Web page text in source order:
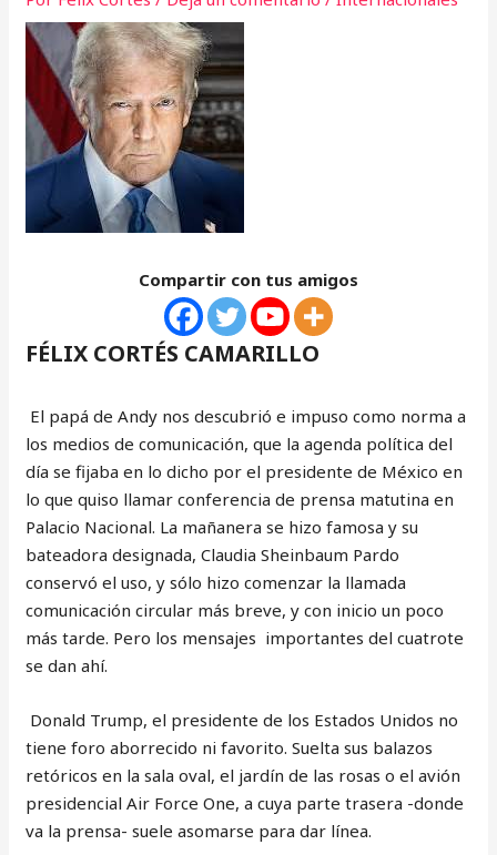
Compartir con tus amigos
FÉLIX CORTÉS CAMARILLO
El papá de Andy nos descubrió e impuso como norma a
los medios de comunicación, que la agenda política del
día se fijaba en lo dicho por el presidente de México en
lo que quiso llamar conferencia de prensa matutina en
Palacio Nacional. La mañanera se hizo famosa y su
bateadora designada, Claudia Sheinbaum Pardo
conservó el uso, y sólo hizo comenzar la llamada
comunicación circular más breve, y con inicio un poco
más tarde. Pero los mensajes importantes del cuatrote
se dan ahí.
Donald Trump, el presidente de los Estados Unidos no
tiene foro aborrecido ni favorito. Suelta sus balazos
retóricos en la sala oval, el jardín de las rosas o el avión
presidencial Air Force One, a cuya parte trasera -donde
va la prensa- suele asomarse para dar línea.